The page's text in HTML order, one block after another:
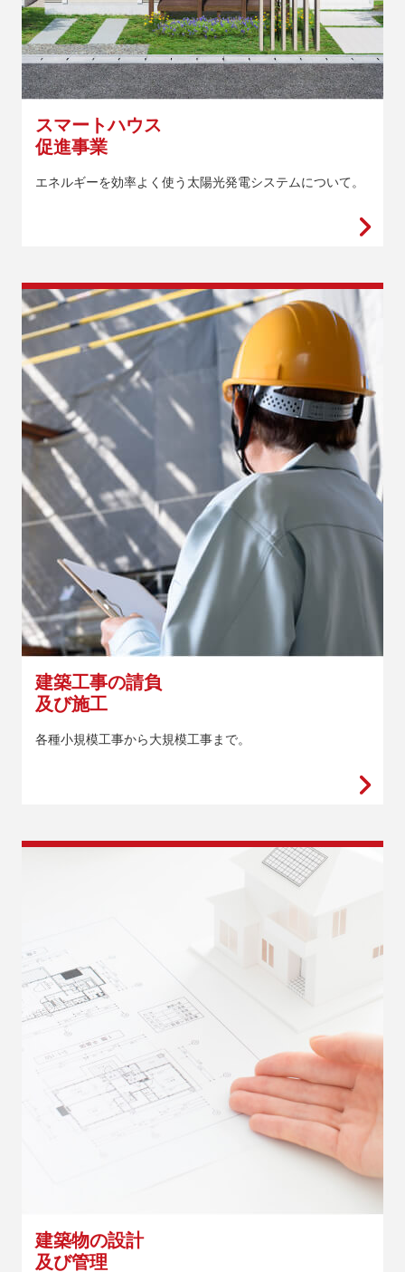
スマートハウス
促進事業
エネルギーを効率よく使う太陽光発電システムについて。
建築工事の請負
及び施工
各種小規模工事から大規模工事まで。
建築物の設計
及び管理